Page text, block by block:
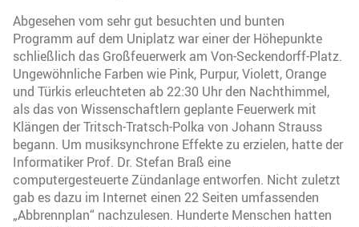
Abgesehen vom sehr gut besuchten und bunten
Programm auf dem Uniplatz war einer der Höhepunkte
schließlich das Großfeuerwerk am Von-Seckendorff-Platz.
Ungewöhnliche Farben wie Pink, Purpur, Violett, Orange
und Türkis erleuchteten ab 22:30 Uhr den Nachthimmel,
als das von Wissenschaftlern geplante Feuerwerk mit
Klängen der Tritsch-Tratsch-Polka von Johann Strauss
begann. Um musiksynchrone Effekte zu erzielen, hatte der
Informatiker Prof. Dr. Stefan Braß eine
computergesteuerte Zündanlage entworfen. Nicht zuletzt
gab es dazu im Internet einen 22 Seiten umfassenden
„Abbrennplan“ nachzulesen. Hunderte Menschen hatten